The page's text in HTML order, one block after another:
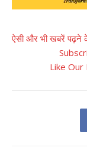
ऐसी और भी खबरें
Like